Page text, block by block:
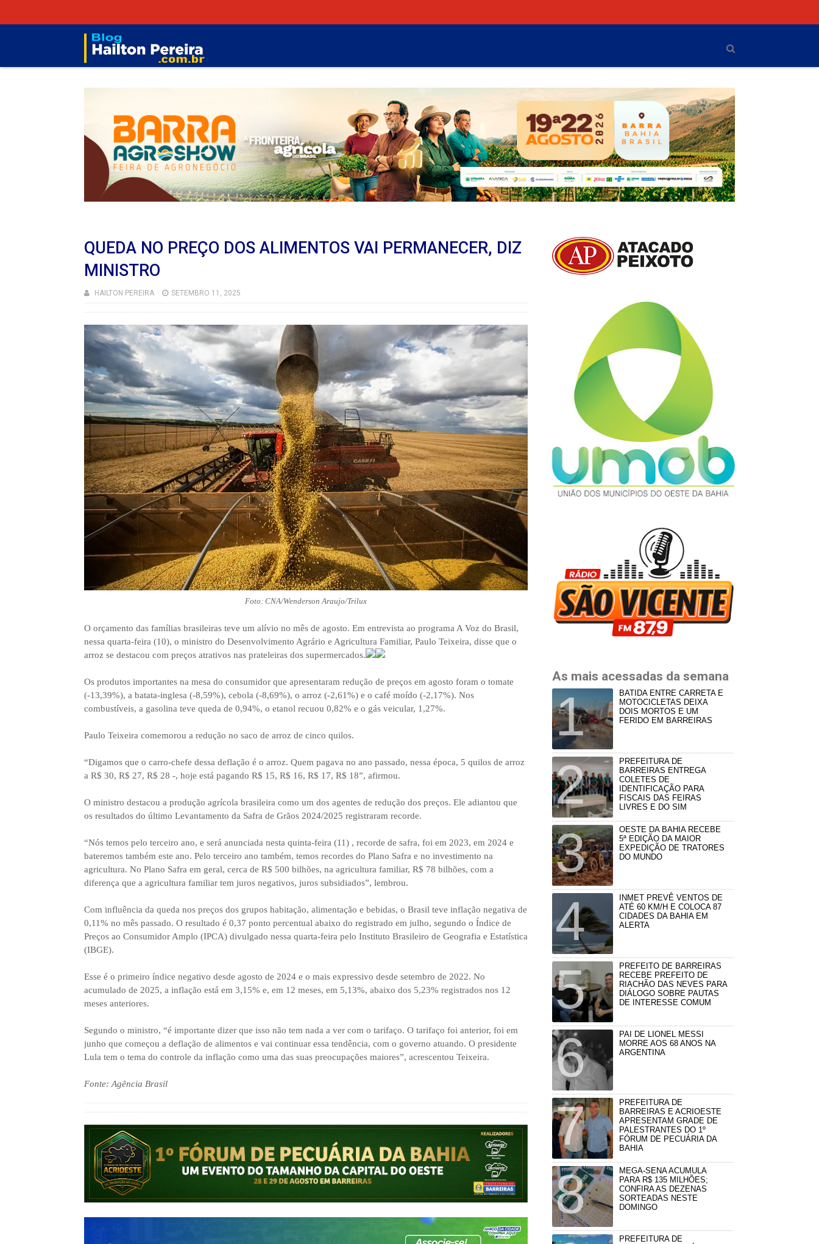
QUEDA NO PREÇO DOS ALIMENTOS VAI PERMANECER, DIZ
MINISTRO
HAILTON PEREIRA SETEMBRO 11, 2025
Foto: CNA/Wenderson Araujo/Trilux
O orçamento das famílias brasileiras teve um alívio no mês de agosto. Em entrevista ao programa A Voz do Brasil,
nessa quarta-feira (10), o ministro do Desenvolvimento Agrário e Agricultura Familiar, Paulo Teixeira, disse que o
arroz se destacou com preços atrativos nas prateleiras dos supermercados.
Os produtos importantes na mesa do consumidor que apresentaram redução de preços em agosto foram o tomate
(-13,39%), a batata-inglesa (-8,59%), cebola (-8,69%), o arroz (-2,61%) e o café moído (-2,17%). Nos
combustíveis, a gasolina teve queda de 0,94%, o etanol recuou 0,82% e o gás veicular, 1,27%.
Paulo Teixeira comemorou a redução no saco de arroz de cinco quilos.
“Digamos que o carro-chefe dessa deflação é o arroz. Quem pagava no ano passado, nessa época, 5 quilos de arroz
a R$ 30, R$ 27, R$ 28 -, hoje está pagando R$ 15, R$ 16, R$ 17, R$ 18”, afirmou.
O ministro destacou a produção agrícola brasileira como um dos agentes de redução dos preços. Ele adiantou que
os resultados do último Levantamento da Safra de Grãos 2024/2025 registraram recorde.
“Nós temos pelo terceiro ano, e será anunciada nesta quinta-feira (11) , recorde de safra, foi em 2023, em 2024 e
bateremos também este ano. Pelo terceiro ano também, temos recordes do Plano Safra e no investimento na
agricultura. No Plano Safra em geral, cerca de R$ 500 bilhões, na agricultura familiar, R$ 78 bilhões, com a
diferença que a agricultura familiar tem juros negativos, juros subsidiados”, lembrou.
Com influência da queda nos preços dos grupos habitação, alimentação e bebidas, o Brasil teve inflação negativa de
0,11% no mês passado. O resultado é 0,37 ponto percentual abaixo do registrado em julho, segundo o Índice de
Preços ao Consumidor Amplo (IPCA) divulgado nessa quarta-feira pelo Instituto Brasileiro de Geografia e Estatística
(IBGE).
Esse é o primeiro índice negativo desde agosto de 2024 e o mais expressivo desde setembro de 2022. No
acumulado de 2025, a inflação está em 3,15% e, em 12 meses, em 5,13%, abaixo dos 5,23% registrados nos 12
meses anteriores.
Segundo o ministro, “é importante dizer que isso não tem nada a ver com o tarifaço. O tarifaço foi anterior, foi em
junho que começou a deflação de alimentos e vai continuar essa tendência, com o governo atuando. O presidente
Lula tem o tema do controle da inflação como uma das suas preocupações maiores”, acrescentou Teixeira.
Fonte: Agência Brasil
As mais acessadas da semana
BATIDA ENTRE CARRETA E
MOTOCICLETAS DEIXA
DOIS MORTOS E UM
FERIDO EM BARREIRAS
PREFEITURA DE
BARREIRAS ENTREGA
COLETES DE
IDENTIFICAÇÃO PARA
FISCAIS DAS FEIRAS
LIVRES E DO SIM
OESTE DA BAHIA RECEBE
5ª EDIÇÃO DA MAIOR
EXPEDIÇÃO DE TRATORES
DO MUNDO
INMET PREVÊ VENTOS DE
ATÉ 60 KM/H E COLOCA 87
CIDADES DA BAHIA EM
ALERTA
PREFEITO DE BARREIRAS
RECEBE PREFEITO DE
RIACHÃO DAS NEVES PARA
DIÁLOGO SOBRE PAUTAS
DE INTERESSE COMUM
PAI DE LIONEL MESSI
MORRE AOS 68 ANOS NA
ARGENTINA
PREFEITURA DE
BARREIRAS E ACRIOESTE
APRESENTAM GRADE DE
PALESTRANTES DO 1º
FÓRUM DE PECUÁRIA DA
BAHIA
MEGA-SENA ACUMULA
PARA R$ 135 MILHÕES;
CONFIRA AS DEZENAS
SORTEADAS NESTE
DOMINGO
PREFEITURA DE